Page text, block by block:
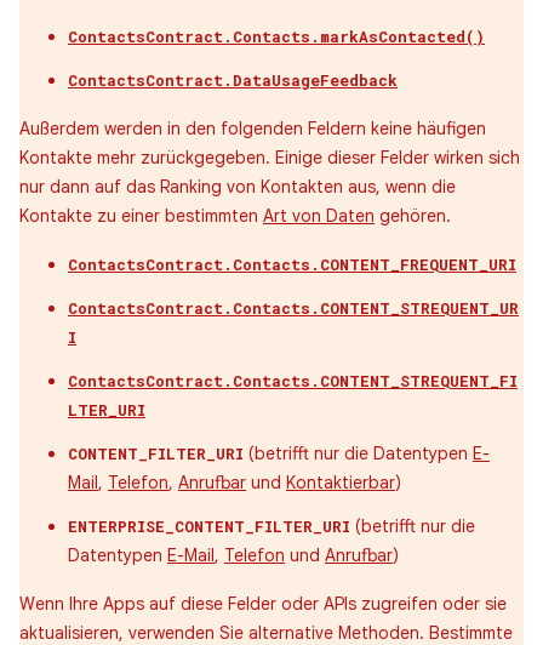
ContactsContract.Contacts.markAsContacted()
ContactsContract.DataUsageFeedback
Außerdem werden in den folgenden Feldern keine häufigen
Kontakte mehr zurückgegeben. Einige dieser Felder wirken sich
nur dann auf das Ranking von Kontakten aus, wenn die
Kontakte zu einer bestimmten Art von Daten gehören.
ContactsContract.Contacts.CONTENT_FREQUENT_URI
ContactsContract.Contacts.CONTENT_STREQUENT_UR
I
ContactsContract.Contacts.CONTENT_STREQUENT_FI
LTER_URI
CONTENT_FILTER_URI (betrifft nur die Datentypen E-
Mail, Telefon, Anrufbar und Kontaktierbar)
ENTERPRISE_CONTENT_FILTER_URI (betrifft nur die
Datentypen E-Mail, Telefon und Anrufbar)
Wenn Ihre Apps auf diese Felder oder APIs zugreifen oder sie
aktualisieren, verwenden Sie alternative Methoden. Bestimmte